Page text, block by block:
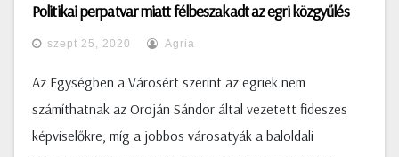
Politikai perpatvar miatt félbeszakadt az egri közgyűlés
szept 25, 2020 Agria
Az Egységben a Városért szerint az egriek nem
számíthatnak az Oroján Sándor által vezetett fideszes
képviselőkre, míg a jobbos városatyák a baloldali